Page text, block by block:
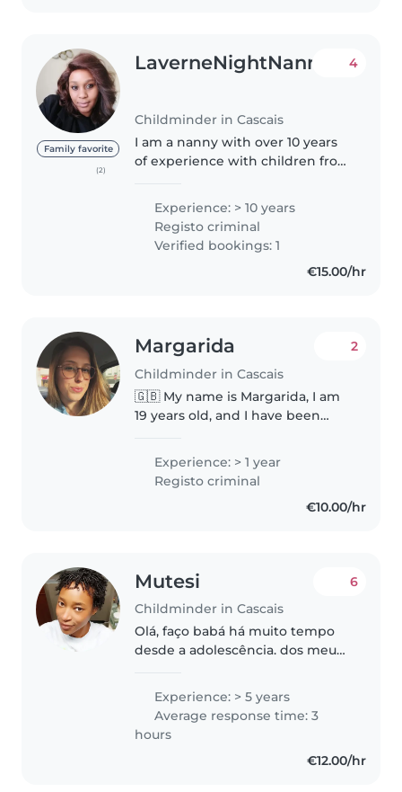
Family favorite
(2)
LaverneNightNanny
Childminder in Cascais
4
I am a nanny with over 10 years
of experience with children from
that has transitioned into a
Newborn Care Specialist and
Postpartum Doula. I am a loving..
Experience: > 10 years
Registo criminal
Verified bookings: 1
€15.00/hr
Margarida
Childminder in Cascais
2
🇬🇧 My name is Margarida, I am
19 years old, and I have been
16, and right now I work in a
classroom with children aged..
Experience: > 1 year
Registo criminal
€10.00/hr
Mutesi
Childminder in Cascais
6
Olá, faço babá há muito tempo
desde a adolescência. dos meus
sobrinhos e filhos dos vizinhos.
Sou muito criativa, paciente,
compreensiva, amiga das
Experience: > 5 years
Average response time: 3
hours
€12.00/hr